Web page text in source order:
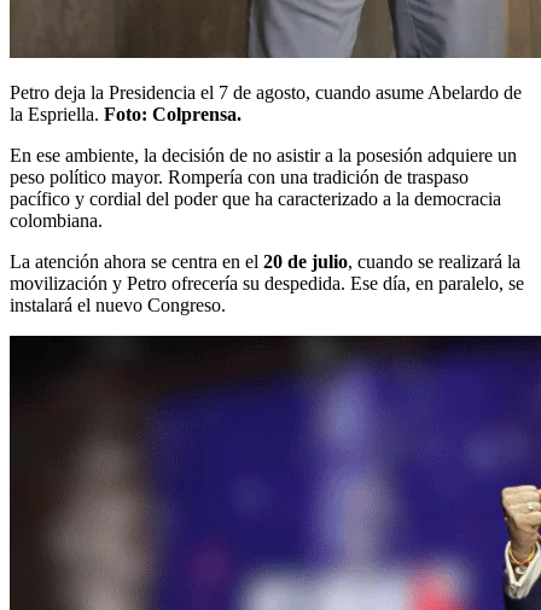
Petro deja la Presidencia el 7 de agosto, cuando asume Abelardo de
la Espriella. Foto: Colprensa.
En ese ambiente, la decisión de no asistir a la posesión adquiere un
peso político mayor. Rompería con una tradición de traspaso
pacífico y cordial del poder que ha caracterizado a la democracia
colombiana.
La atención ahora se centra en el 20 de julio, cuando se realizará la
movilización y Petro ofrecería su despedida. Ese día, en paralelo, se
instalará el nuevo Congreso.